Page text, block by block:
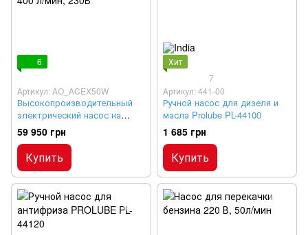
6
Артикул: AO_ACEX50W
Высокопроизводительный
электрический насос на
тележке для бензина и ДТ
400 л/мин, 230В
59 950 грн
Купить
Хит
7
Артикул: 441-00
Ручной насос для дизеля и
масла Prolube PL-44100
1 685 грн
Купить